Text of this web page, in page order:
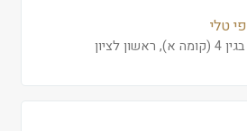
טלי
לציון